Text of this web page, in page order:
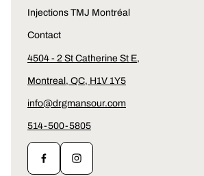
Injections TMJ Montréal
Contact
4504 - 2 St Catherine St E,
Montreal, QC, H1V 1Y5
info@drgmansour.com
514-500-5805